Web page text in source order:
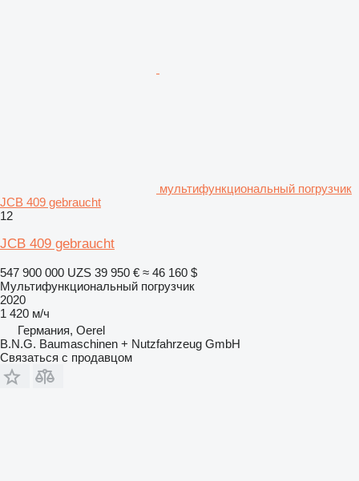
мультифункциональный погрузчик
JCB 409 gebraucht
12
JCB 409 gebraucht
547 900 000 UZS 39 950 € ≈ 46 160 $
Мультифункциональный погрузчик
2020
1 420 м/ч
Германия, Oerel
B.N.G. Baumaschinen + Nutzfahrzeug GmbH
Связаться с продавцом